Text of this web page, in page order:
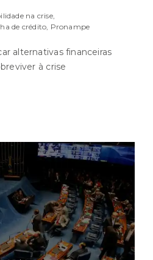
na crise,
de crédito, Pronampe
alternativas financeiras
à crise